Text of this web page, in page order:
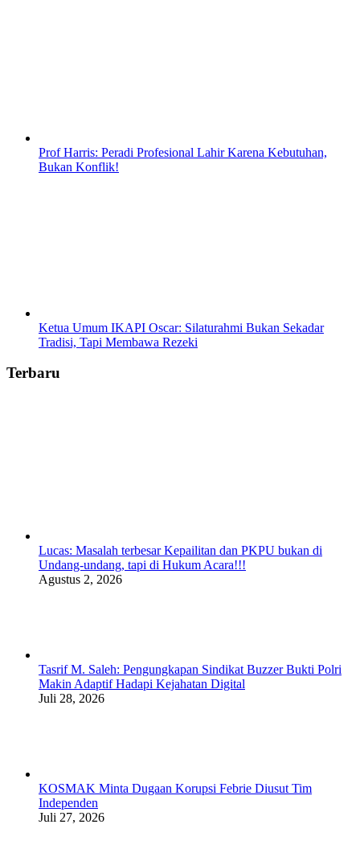
Prof Harris: Peradi Profesional Lahir Karena Kebutuhan,
Bukan Konflik!
Ketua Umum IKAPI Oscar: Silaturahmi Bukan Sekadar
Tradisi, Tapi Membawa Rezeki
Terbaru
Lucas: Masalah terbesar Kepailitan dan PKPU bukan di
Undang-undang, tapi di Hukum Acara!!!
Agustus 2, 2026
Tasrif M. Saleh: Pengungkapan Sindikat Buzzer Bukti Polri
Makin Adaptif Hadapi Kejahatan Digital
Juli 28, 2026
KOSMAK Minta Dugaan Korupsi Febrie Diusut Tim
Independen
Juli 27, 2026